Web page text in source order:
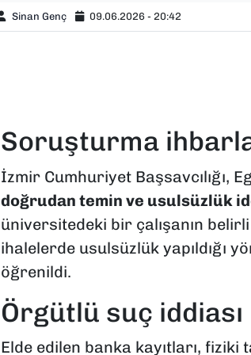
Sinan Genç 09.06.2026 - 20:42
Soruşturma
İzmir Cumhuriyet Başsavcılığı,
doğrudan temin ve usulsüzlük
üniversitedeki bir çalışanın
ihalelerde usulsüzlük yapıldığı
öğrenildi.
Örgütlü suç iddiası
Elde edilen banka kayıtları, fiziki